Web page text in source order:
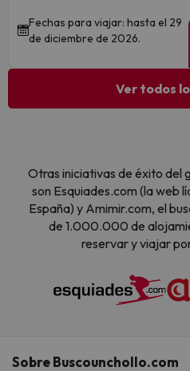
Fechas para viajar: hasta el 29
de diciembre de 2026.
Ver todos
Otras iniciativas de éxito del
son Esquiades.com (la web
España) y Amimir.com, el
de 1.000.000 de
reservar y viajar
Sobre Buscounchollo.com